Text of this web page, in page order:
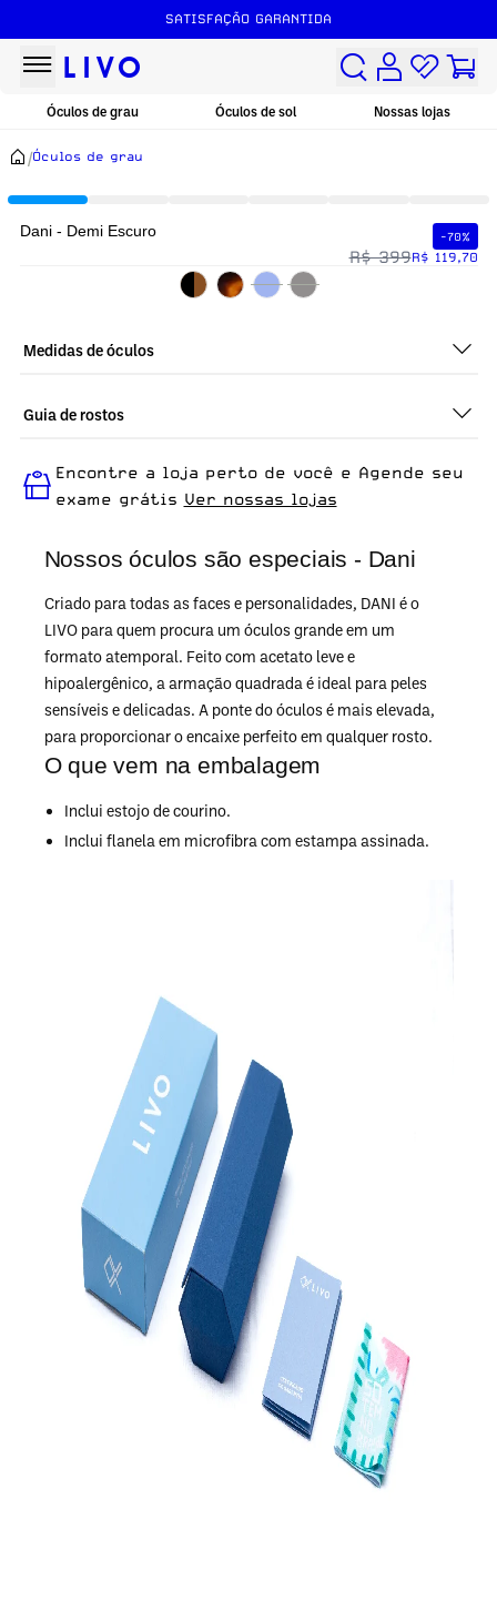
SATISFAÇÃO GARANTIDA
Óculos de grau Óculos de sol Nossas lojas
/Óculos de grau
Nossos óculos são especiais - Dani
Criado para todas as faces e personalidades, DANI é o
LIVO para quem procura um óculos grande em um
formato atemporal. Feito com acetato leve e
hipoalergênico, a armação quadrada é ideal para peles
sensíveis e delicadas. A ponte do óculos é mais elevada,
para proporcionar o encaixe perfeito em qualquer rosto.
O que vem na embalagem
Inclui estojo de courino.
Inclui flanela em microfibra com estampa assinada.
Dani - Demi Escuro -70%
R$ 399R$ 119,70
Medidas de óculos
Guia de rostos
ideal para quem busca um óculos confortável para o dia a dia.
Encontre a loja perto de você e Agende seu
exame grátis Ver nossas lojas